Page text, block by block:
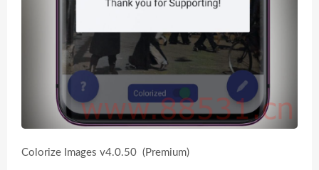
Colorize Images v4.0.50 (Premium)